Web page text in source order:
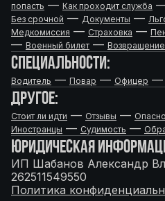
попасть — Как проходит служба
Без срочной — Документы —
Медкомиссия — Страховка —
— Военный билет —
СПЕЦИАЛЬНОСТИ:
Водитель — Повар — Офицер —
ДРУГОЕ:
Стоит ли идти — Отзывы —
Иностранцы — Судимость —
ЮРИДИЧЕСКАЯ
ИП Шабанов Александр
262511549550
Политика